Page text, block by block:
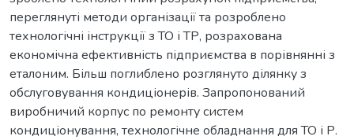
переглянуті методи організації та розроблено
технологічні інструкції з ТО і ТР, розрахована
економічна ефективність підприємства в порівнянні з
еталоним. Більш поглиблено розглянуто ділянку з
обслуговування кондиціонерів. Запропонований
виробничий корпус по ремонту систем
кондиціонування, технологічне обладнання для ТО і Р.